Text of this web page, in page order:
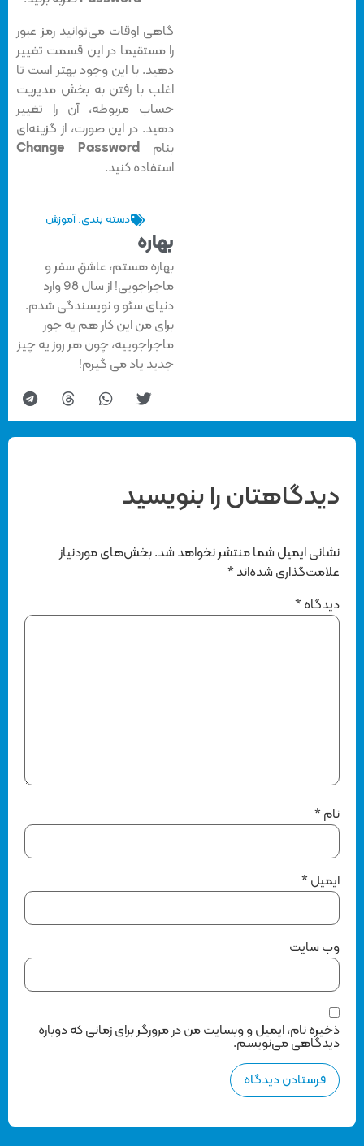
گاهی اوقات می‌توانید رمز عبور
را مستقیما در این قسمت تغییر
دهید. با این وجود بهتر است تا
اغلب با رفتن به بخش مدیریت
حساب مربوطه، آن را تغییر
دهید. در این صورت، از گزینه‌ای
بنامChange Password
استفاده کنید.
دسته بندی:آموزش
بهاره
بهاره هستم، عاشق سفر و
ماجراجویی! از سال 98 وارد
دنیای سئو و نویسندگی شدم.
برای من این کار هم یه جور
ماجراجوییه، چون هر روز یه چیز
جدید یاد می گیرم!
دیدگاهتان را بنویسید
نشانی ایمیل شما منتشر نخواهد شد. بخش‌های موردنیاز
علامت‌گذاری شده‌اند*
دیدگاه*
*
ایمیل*
وب‌ سایت
ذخیره نام، ایمیل و وبسایت من در مرورگر برای زمانی که دوباره
دیدگاهی می‌نویسم.